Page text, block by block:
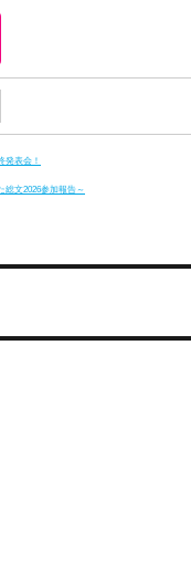
発表会！
総文2026参加報告～